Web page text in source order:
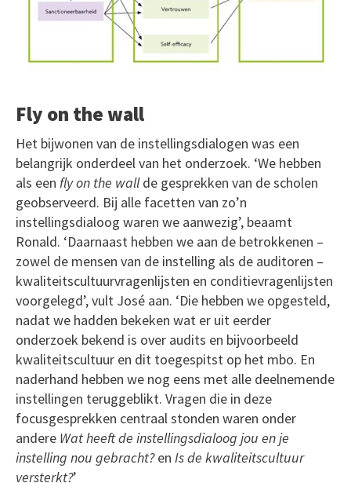
Fly on the wall
Het bijwonen van de instellingsdialogen was een
belangrijk onderdeel van het onderzoek. ‘We hebben
als een fly on the wallde gesprekken van de scholen
geobserveerd. Bij alle facetten van zo’n
instellingsdialoog waren we aanwezig’, beaamt
Ronald. ‘Daarnaast hebben we aan de betrokkenen –
zowel de mensen van de instelling als de auditoren –
kwaliteitscultuurvragenlijsten en conditievragenlijsten
voorgelegd’, vult José aan. ‘Die hebben we opgesteld,
nadat we hadden bekeken wat er uit eerder
onderzoek bekend is over audits en bijvoorbeeld
kwaliteitscultuur en dit toegespitst op het mbo. En
naderhand hebben we nog eens met alle deelnemende
instellingen teruggeblikt. Vragen die in deze
focusgesprekken centraal stonden waren onder
andere Wat heeft de instellingsdialoog jou en je
instelling nou gebracht?en Is de kwaliteitscultuur
versterkt?’